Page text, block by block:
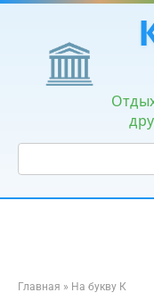
Перейти
контенту
Поиск:
Главная » На букву К